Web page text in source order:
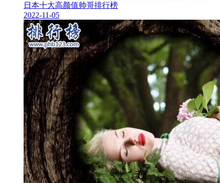
日本十大高颜值帅哥排行榜
2022-11-05